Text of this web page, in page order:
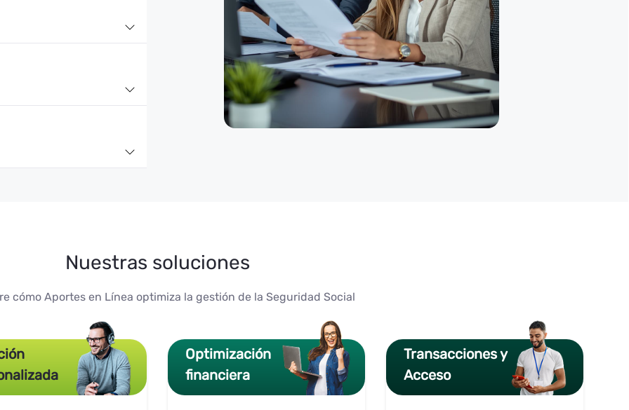
Nuestras soluciones
cómo Aportes en Línea optimiza la gestión de la Seguridad Social
Optimización
financiera
Transacciones y
Acceso